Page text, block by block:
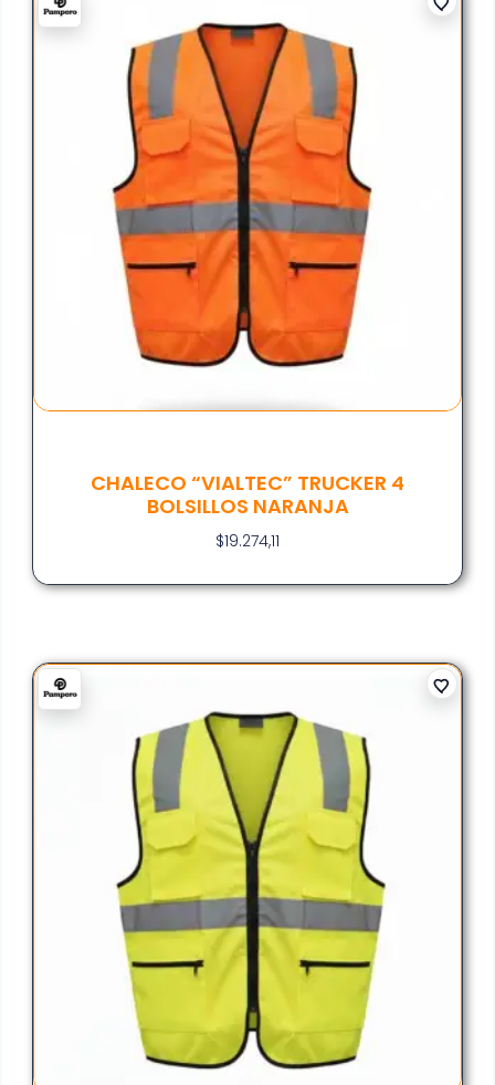
CHALECO “VIALTEC” TRUCKER 4
BOLSILLOS NARANJA
$19.274,11